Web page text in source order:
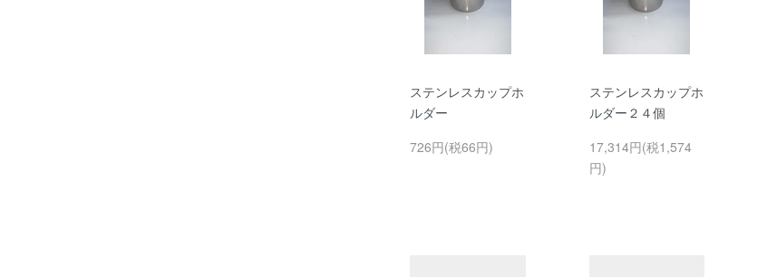
ステンレスカップホ
ルダー
726円(税66円)
ステンレスカップホ
ルダー２４個
17,314円(税1,574
円)